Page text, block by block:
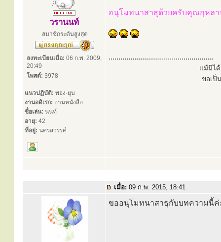
วรานนท์
สมาชิกระดับสูงสุด
ลงทะเบียนเมื่อ: 06 ก.พ. 2009,
20:49
โพสต์: 3978
แนวปฏิบัติ: พอง-ยุบ
งานอดิเรก: อ่านหนังสือ
ชื่อเล่น: นนท์
อายุ: 42
ที่อยู่: นครสวรรค์
อนุโมทนาสาธุด้วยครับคุณกุหลา
.....................................................
แม้มิได้
ขอเป็
เมื่อ: 09 ก.พ. 2015, 18:41
ขออนุโมทนาสาธุกับบทความนี้